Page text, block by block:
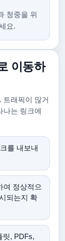
청중을 위
요.
이동하
트래픽이 많거
나는 링크에
를 내보내
여 정상적으
되는지 확
릿, PDFs,